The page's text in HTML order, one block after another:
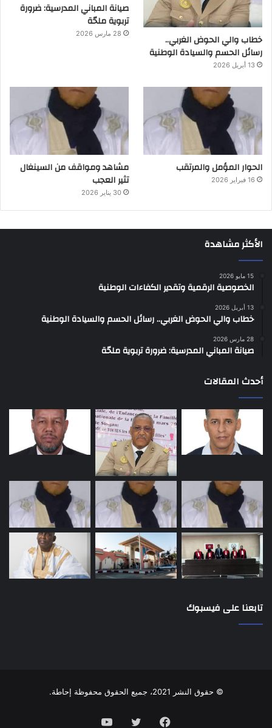
خطاب والي الحوض الغربي..
رسائل الحسم والسيادة الوطنية
13 أبريل 2026
صيانة المباني المدرسية: ضرورة
تربوية ملحّة
28 مارس 2026
الحوار المؤمل والمرتقب
16 فبراير 2026
مشاهد ومواقف من السينغال
تثير العجب
30 يناير 2026
الأكثر مشاهدة
15 مايو 2026
الخصوصية الرقمية وتقدير الكفاءات الوطنية
13 أبريل 2026
خطاب والي الحوض الغربي.. رسائل الحسم والسيادة الوطنية
28 مارس 2026
صيانة المباني المدرسية: ضرورة تربوية ملحّة
أحدث المقالات
تابعنا على فيسبوك
© حقوق النشر 2021، جميع الحقوق محفوظة إحاطة.
فيسبوك تويتر يوتيوب